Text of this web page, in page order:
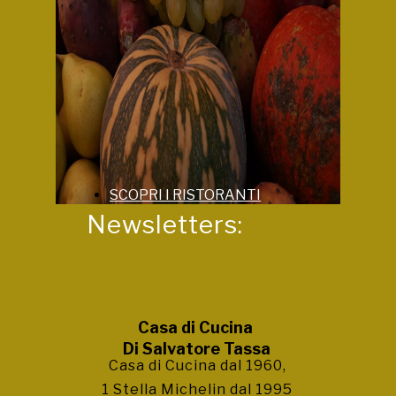
SCOPRI I RISTORANTI
Casa di Cucina
Di Salvatore Tassa
Casa di Cucina dal 1960,
1 Stella Michelin dal 1995
Newsletters: